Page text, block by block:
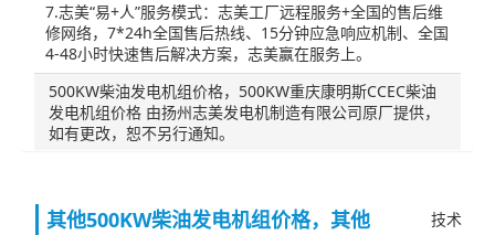
7.志美“易+人”服务模式：志美工厂远程服务+全国的售后维
修网络，7*24h全国售后热线、15分钟应急响应机制、全国
4-48小时快速售后解决方案，志美赢在服务上。
500KW柴油发电机组价格，500KW重庆康明斯CCEC柴油
发电机组价格 由扬州志美发电机制造有限公司原厂提供，
如有更改，恕不另行通知。
其他500KW柴油发电机组价格，其他
技术